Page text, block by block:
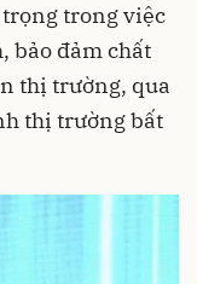
trong việc
bảo đảm chất
thị trường, qua
thị trường bất